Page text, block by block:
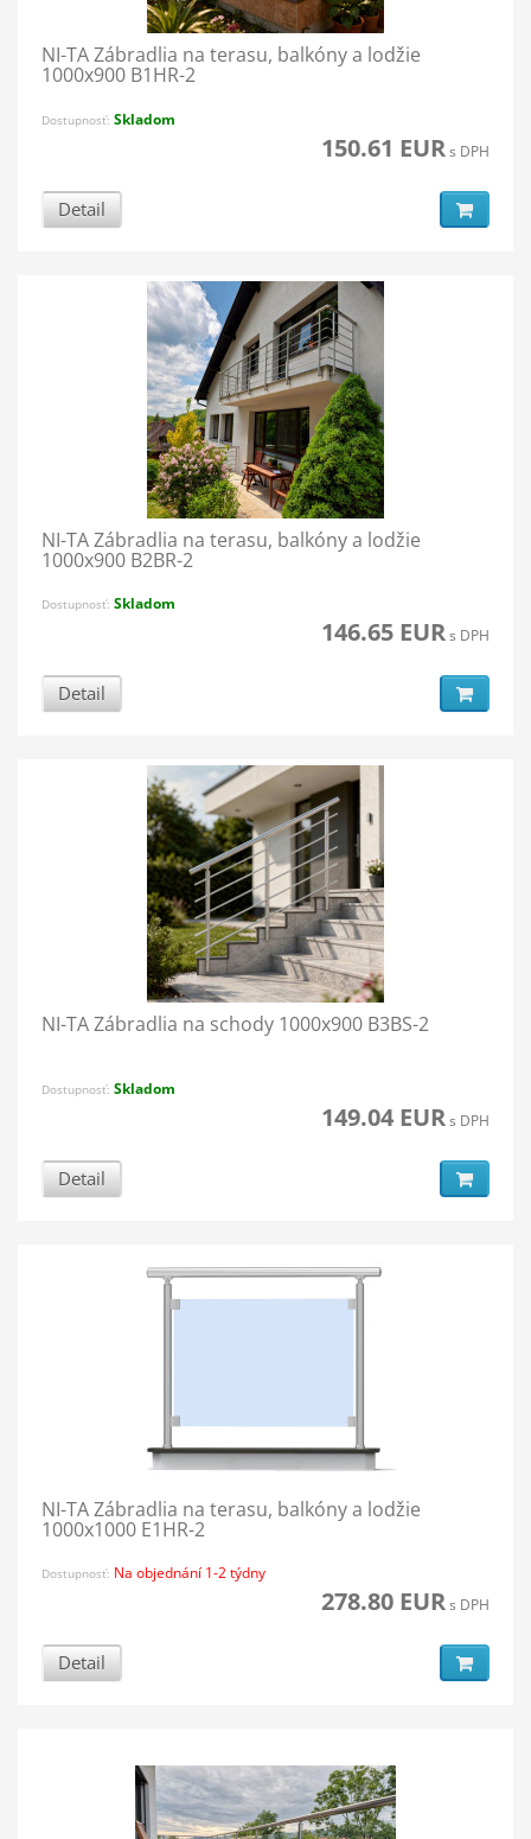
NI-TA Zábradlia na terasu, balkóny a lodžie
1000x900 B1HR-2
Dostupnosť: Skladom
150.61 EURs DPH
Detail
NI-TA Zábradlia na terasu, balkóny a lodžie
1000x900 B2BR-2
Dostupnosť: Skladom
146.65 EURs DPH
Detail
NI-TA Zábradlia na schody 1000x900 B3BS-2
Dostupnosť: Skladom
149.04 EURs DPH
Detail
NI-TA Zábradlia na terasu, balkóny a lodžie
1000x1000 E1HR-2
Dostupnosť: Na objednání 1-2 týdny
278.80 EURs DPH
Detail